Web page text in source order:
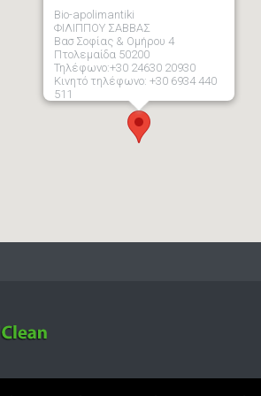
Bio-apolimantiki
ΦΙΛΙΠΠΟΥ ΣΑΒΒΑΣ
Βασ Σοφίας & Ομήρου 4
Πτολεμαίδα 50200
Τηλέφωνο:+30 24630 20930
Κινητό τηλέφωνο: +30 6934 440
511